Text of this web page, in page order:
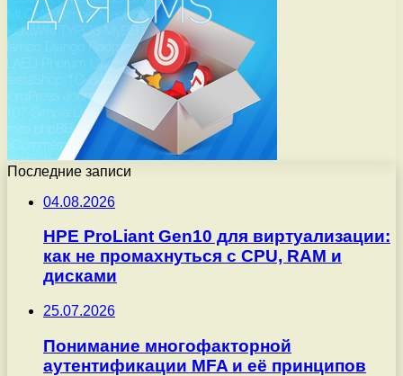
Последние записи
04.08.2026
HPE ProLiant Gen10 для виртуализации:
как не промахнуться с CPU, RAM и
дисками
25.07.2026
Понимание многофакторной
аутентификации MFA и её принципов